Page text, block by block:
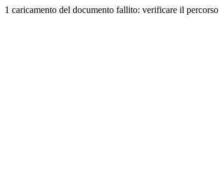
1 caricamento del documento fallito: verificare il percorso